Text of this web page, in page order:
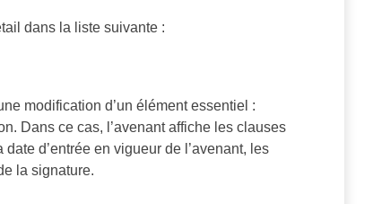
dans la liste suivante :
modification d’un élément essentiel :
Dans ce cas, l’avenant affiche les clauses
d’entrée en vigueur de l’avenant, les
la signature.